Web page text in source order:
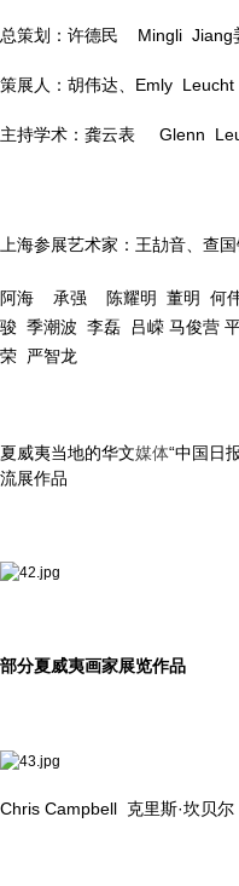
总策划：许德民 Mingli Jiang
策展人：胡伟达、Emly
主持学术：龚云表 Glenn
上海参展艺术家：王劼音、查
阿海 承强 陈耀明 董明 何
骏 季潮波 李磊 吕嵘 马俊营
荣 严智龙
夏威夷当地的华文媒体“中国日
流展作品
部分夏威夷画家展览作品
Chris Campbell 克里斯·坎贝